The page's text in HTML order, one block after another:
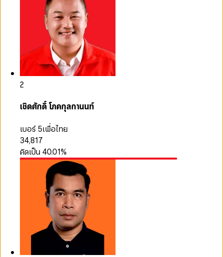
2
เชิดศักดิ์ โภคกุลกานนท์
เบอร์ 5เพื่อไทย
34,817
คิดเป็น40.01%